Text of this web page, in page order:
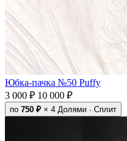
Юбка-пачка №50 Puffy
3 000 ₽ 10 000 ₽
по 750 ₽ × 4 Долями · Сплит